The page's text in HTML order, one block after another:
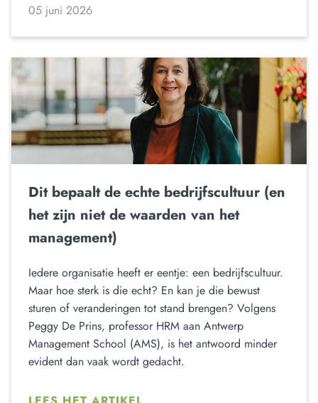
05 juni 2026
Dit bepaalt de echte bedrijfscultuur (en
het zijn niet de waarden van het
management)
Iedere organisatie heeft er eentje: een bedrijfscultuur.
Maar hoe sterk is die echt? En kan je die bewust
sturen of veranderingen tot stand brengen? Volgens
Peggy De Prins, professor HRM aan Antwerp
Management School (AMS), is het antwoord minder
evident dan vaak wordt gedacht.